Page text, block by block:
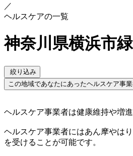
／
ヘルスケアの一覧
神奈川県横浜市
絞り込み
この地域であなたにあったヘルスケア事
ヘルスケア事業者は健康維持や増
ヘルスケア事業者にはあん摩やは
を受けることが可能です。